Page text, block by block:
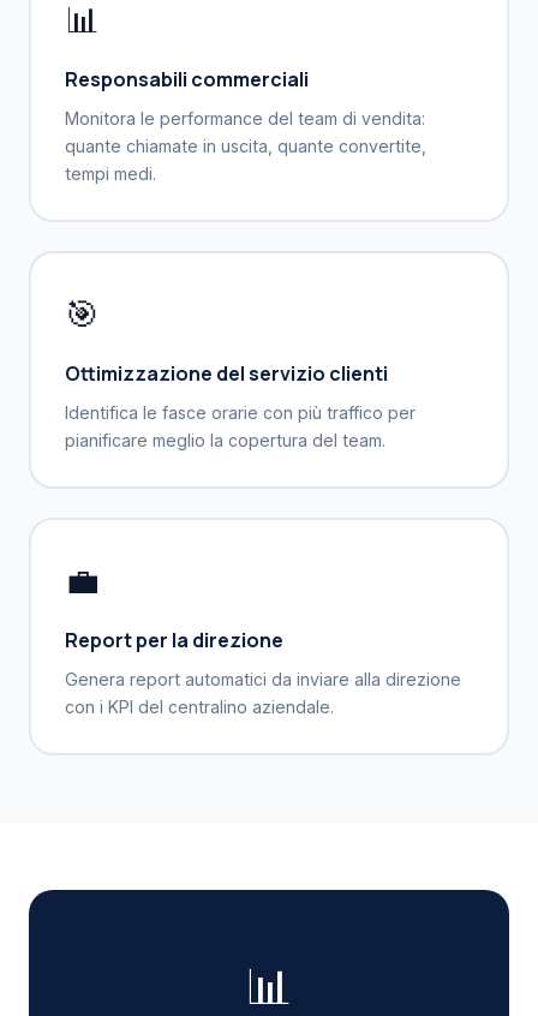
📊
Responsabili commerciali
Monitora le performance del team di vendita:
quante chiamate in uscita, quante convertite,
tempi medi.
🎯
Ottimizzazione del servizio clienti
Identifica le fasce orarie con più traffico per
pianificare meglio la copertura del team.
💼
Report per la direzione
Genera report automatici da inviare alla direzione
con i KPI del centralino aziendale.
📊